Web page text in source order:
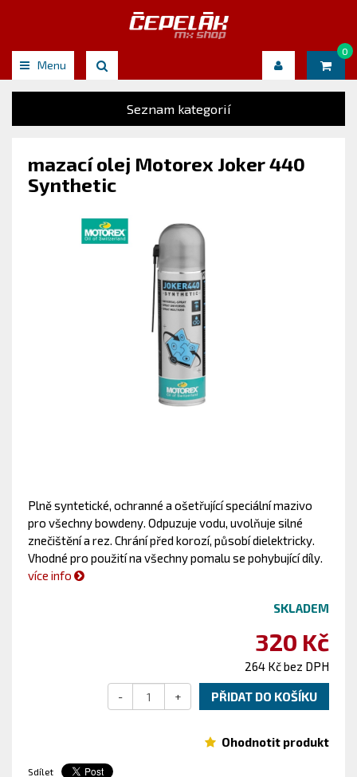
Menu
0
Seznam kategorií
mazací olej Motorex Joker 440
Synthetic
Plně syntetické, ochranné a ošetřující speciální mazivo
pro všechny bowdeny. Odpuzuje vodu, uvolňuje silné
znečištění a rez. Chrání před korozí, působí dielektricky.
Vhodné pro použití na všechny pomalu se pohybující díly.
více info
SKLADEM
320 Kč
264 Kč bez DPH
PŘIDAT DO KOŠÍKU
- +
Ohodnotit produkt
Sdílet